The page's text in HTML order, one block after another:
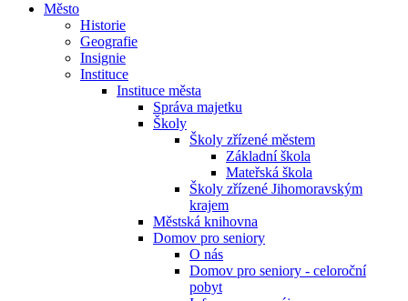
Město
Historie
Geografie
Insignie
Instituce
Instituce města
Správa majetku
Školy
Školy zřízené městem
Základní škola
Mateřská škola
Školy zřízené Jihomoravským
krajem
Městská knihovna
Domov pro seniory
O nás
Domov pro seniory - celoroční
pobyt